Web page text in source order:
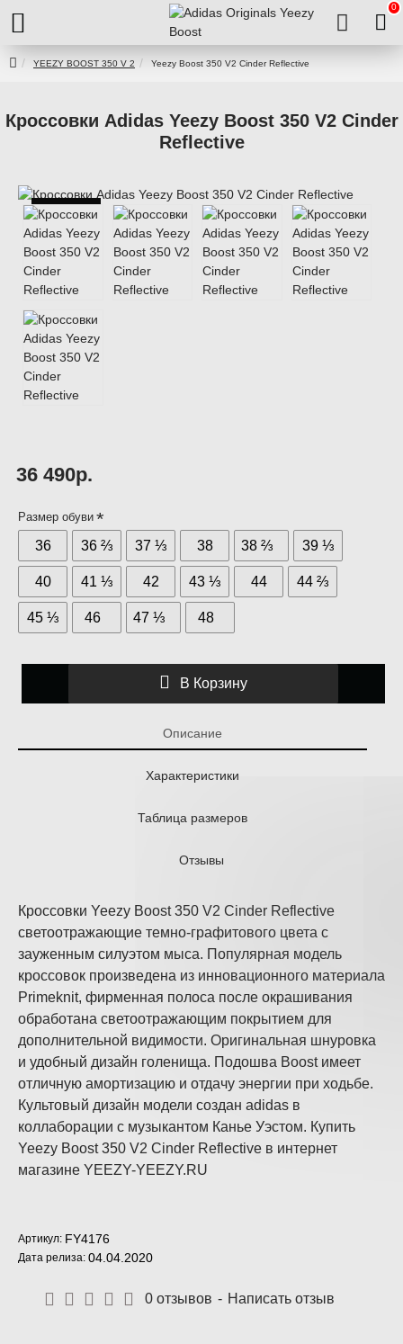
0
YEEZY BOOST 350 V 2 Yeezy Boost 350 V2 Cinder Reflective
Кроссовки Adidas Yeezy Boost 350 V2 Cinder
Reflective
Reflective
Описание
Характеристики
Таблица размеров
Отзывы
Кроссовки Yeezy Boost 350 V2 Cinder Reflective
светоотражающие темно-графитового цвета с
зауженным силуэтом мыса. Популярная модель
кроссовок произведена из инновационного материала
Primeknit, фирменная полоса после окрашивания
обработана светоотражающим покрытием для
дополнительной видимости. Оригинальная шнуровка
и удобный дизайн голенища. Подошва Boost имеет
отличную амортизацию и отдачу энергии при ходьбе.
Культовый дизайн модели создан adidas в
коллаборации с музыкантом Канье Уэстом. Купить
Yeezy Boost 350 V2 Cinder Reflective в интернет
магазине YEEZY-YEEZY.RU
Артикул: FY4176
Дата релиза: 04.04.2020
0 отзывов - Написать отзыв
36 490р.
Размер обуви
36 36 ⅔ 37 ⅓ 38 38 ⅔ 39 ⅓
40 41 ⅓ 42 43 ⅓ 44 44 ⅔
45 ⅓ 46 47 ⅓ 48
В Корзину